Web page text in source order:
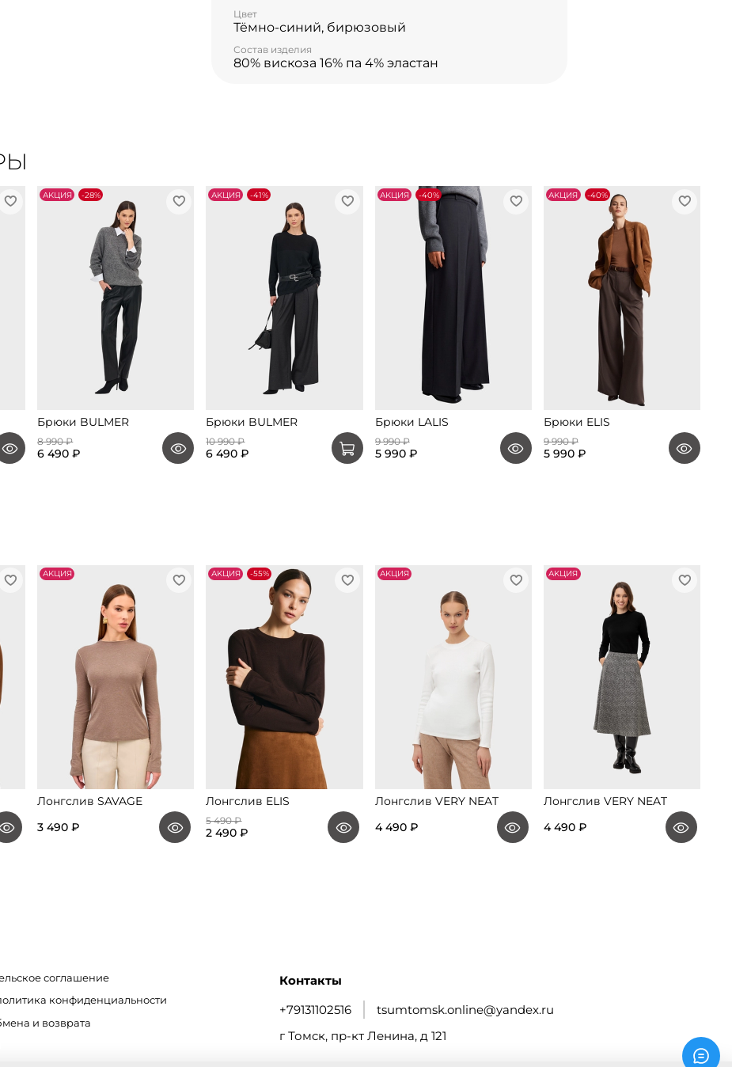
Цвет
Тёмно-синий, бирюзовый
Состав изделия
80% вискоза 16% па 4% эластан
АKЦИЯ -28%
Брюки BULMER
8 990 ₽
6 490 ₽
АKЦИЯ -41%
Брюки BULMER
10 990 ₽
6 490 ₽
АKЦИЯ -40%
Брюки LALIS
9 990 ₽
5 990 ₽
АKЦИЯ -40%
Брюки ELIS
9 990 ₽
5 990 ₽
АKЦИЯ
Лонгслив SAVAGE
3 490 ₽
АKЦИЯ -55%
Лонгслив ELIS
5 490 ₽
2 490 ₽
АKЦИЯ
Лонгслив VERY NEAT
4 490 ₽
АKЦИЯ
Лонгслив VERY NEAT
4 490 ₽
соглашение
конфиденциальности
и возврата
Контакты
+79131102516
tsumtomsk.online@yandex.ru
г Томск, пр-кт Ленина, д 121